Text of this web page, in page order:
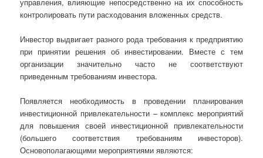
контролировать пути расходования вложенных средств.
Инвестор выдвигает разного рода требования к предприятию
при принятии решения об инвестировании. Вместе с тем
организации значительно часто не соответствуют
приведенным требованиям инвестора.
Появляется необходимость в проведении планирования
инвестиционной привлекательности – комплекс мероприятий
для повышения своей инвестиционной привлекательности
(большего соответствия требованиям инвесторов).
Основополагающими мероприятиями являются: